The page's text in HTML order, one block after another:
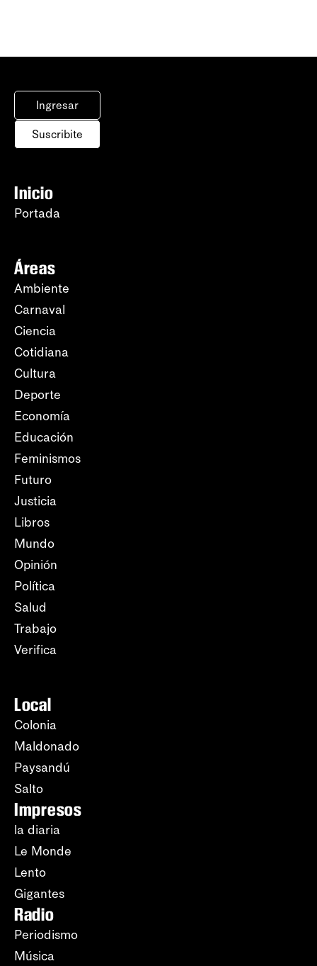
Ingresar
Suscribite
Inicio
Portada
Áreas
Ambiente
Carnaval
Ciencia
Cotidiana
Cultura
Deporte
Economía
Educación
Feminismos
Futuro
Justicia
Libros
Mundo
Opinión
Política
Salud
Trabajo
Verifica
Local
Colonia
Maldonado
Paysandú
Salto
Impresos
la diaria
Le Monde
Lento
Gigantes
Radio
Periodismo
Música